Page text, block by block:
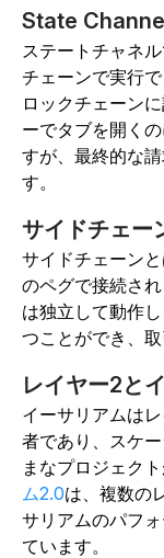
State
ステートチャネ
チェーンで実行
ロックチェーン
ーでタブを開く
すが、最終的な
す。
サイドチェー
サイドチェーン
のペグで接続さ
は独立して動作
つことができ、
レイヤー2と
イーサリアムは
者であり、スケ
まなプロジェク
ム2.0は、複数の
サリアムのパフ
ています。